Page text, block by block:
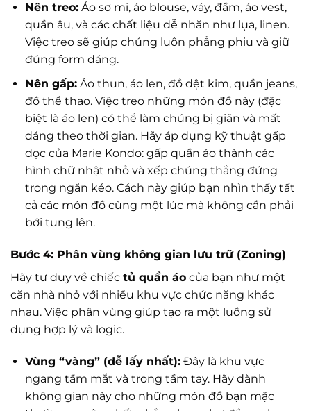
Nên treo:Áo sơ mi, áo blouse, váy, đầm, áo vest,
quần âu, và các chất liệu dễ nhăn như lụa, linen.
Việc treo sẽ giúp chúng luôn phẳng phiu và giữ
đúng form dáng.
Nên gấp:Áo thun, áo len, đồ dệt kim, quần jeans,
đồ thể thao. Việc treo những món đồ này (đặc
biệt là áo len) có thể làm chúng bị giãn và mất
dáng theo thời gian. Hãy áp dụng kỹ thuật gấp
dọc của Marie Kondo: gấp quần áo thành các
hình chữ nhật nhỏ và xếp chúng thẳng đứng
trong ngăn kéo. Cách này giúp bạn nhìn thấy tất
cả các món đồ cùng một lúc mà không cần phải
bới tung lên.
Bước 4: Phân vùng không gian lưu trữ (Zoning)
Hãy tư duy về chiếc tủ quần áo của bạn như một
căn nhà nhỏ với nhiều khu vực chức năng khác
nhau. Việc phân vùng giúp tạo ra một luồng sử
dụng hợp lý và logic.
Vùng “vàng” (dễ lấy nhất):Đây là khu vực
ngang tầm mắt và trong tầm tay. Hãy dành
không gian này cho những món đồ bạn mặc